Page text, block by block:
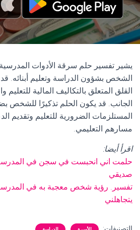
يشير تفسير حلم سرقة الأدوات
الشخص بشؤون الدراسة وتعليم أبنائه. قد
القلق المتعلق بالتكاليف المالية
الجانب. قد يكون الحلم تذكيرًا للشخص
المستلزمات الضرورية للتعليم وتقديم
مسارهم التعليمي.
اقرأ أيضا:
حلمت اني انحبست في سجن في المدرسه
صديقي
تفسير. رؤية شخص معجبة به في
يتجاهلني